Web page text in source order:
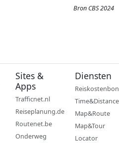
Bron CBS 2024
Sites &
Apps
Trafficnet.nl
Reiseplanung.de
Routenet.be
Onderweg
Diensten
Reiskostenbon
Time&Distance
Map&Route
Map&Tour
Locator